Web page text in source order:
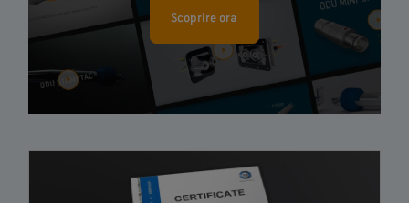
Scoprire ora